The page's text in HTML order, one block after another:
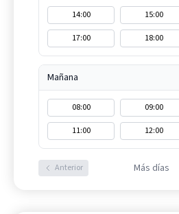
14:00 15:00
17:00
18:00
Mañana
08:00 09:00
11:00
12:00
Anterior Más días